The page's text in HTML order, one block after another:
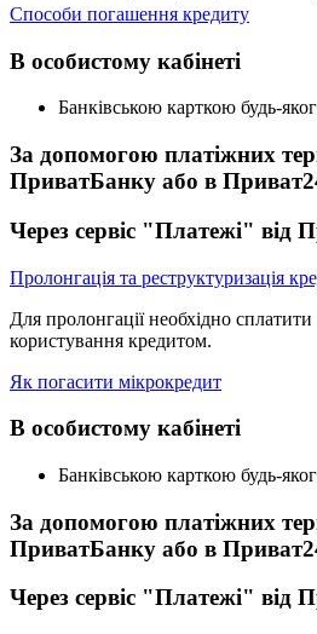
Способи погашення кредиту
В особистому кабінеті
Банківською карткою будь-
За допомогою платіжних
ПриватБанку або в
Через сервіс "Платежі" від
Пролонгація та реструктуризація
Для пролонгації необхідно сплатити
користування кредитом.
Як погасити мікрокредит
В особистому кабінеті
Банківською карткою будь-
За допомогою платіжних
ПриватБанку або в
Через сервіс "Платежі" від